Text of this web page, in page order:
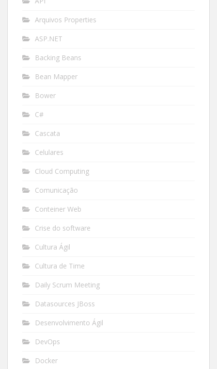
Arquivos Properties
ASP.NET
Backing Beans
Bean Mapper
Bower
C#
Cascata
Celulares
Cloud Computing
Comunicação
Conteiner Web
Crise do software
Cultura Ágil
Cultura de Time
Daily Scrum Meeting
Datasources JBoss
Desenvolvimento Ágil
DevOps
Docker